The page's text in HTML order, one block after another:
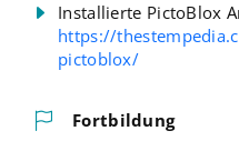
Installierte PictoBlox
https://
pictoblox/
Fortbildung